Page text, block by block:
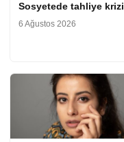
Sosyetede tahliye krizi
6 Ağustos 2026